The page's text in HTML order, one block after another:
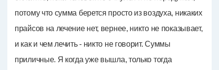
потому что сумма берется просто из воздуха, никаких
прайсов на лечение нет, вернее, никто не показывает,
и как и чем лечить - никто не говорит. Суммы
приличные. Я когда уже вышла, только тогда